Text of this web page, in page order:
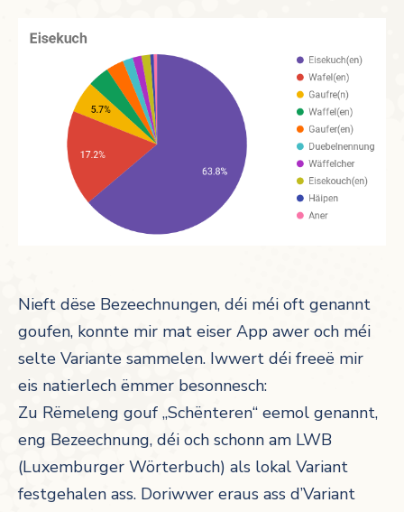
Nieft dëse Bezeechnungen, déi méi oft genannt
goufen, konnte mir mat eiser App awer och méi
selte Variante sammelen. Iwwert déi freeë mir
eis natierlech ëmmer besonnesch:
Zu Rëmeleng gouf „Schënteren“ eemol genannt,
eng Bezeechnung, déi och schonn am LWB
(Luxemburger Wörterbuch) als lokal Variant
festgehalen ass. Doriwwer eraus ass d’Variant